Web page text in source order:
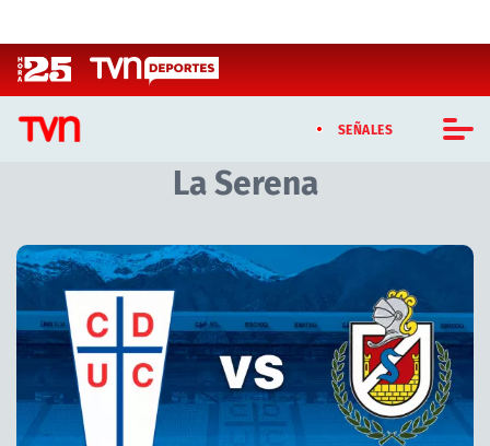
SEÑALES
CASTING MASTERCHEF CHILE
CASTING TVN VERTICAL
TVN VERTICAL
TVN PLAY
PROGRAMAS
La Serena
Artículos relacionados con La Serena